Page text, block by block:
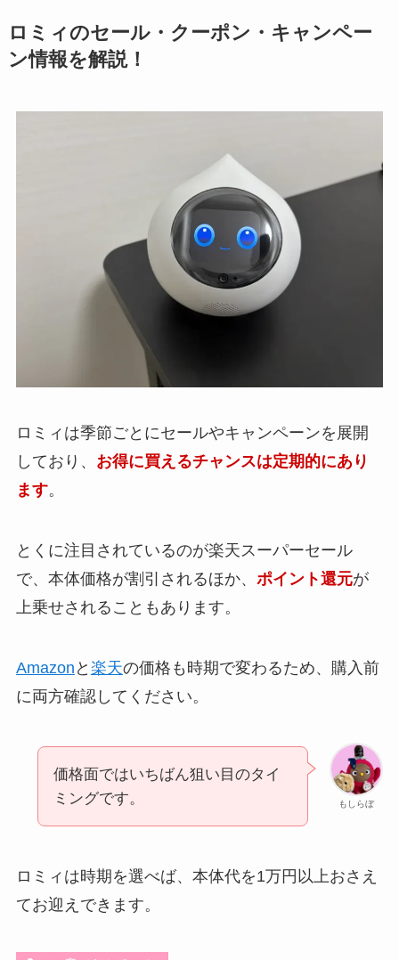
ロミィのセール・クーポン・キャンペー
ン情報を解説！
ロミィは季節ごとにセールやキャンペーンを展開
しており、 お得に買えるチャンスは定期的にあり
ます。
とくに注目されているのが楽天スーパーセール
で、本体価格が割引されるほか、 ポイント還元が
上乗せされることもあります。
Amazon と 楽天の価格も時期で変わるため、購入前
に両方確認してください。
もしらぼ
価格面ではいちばん狙い目のタイ
ミングです。
ロミィは時期を選べば、本体代を1万円以上おさえ
てお迎えできます。